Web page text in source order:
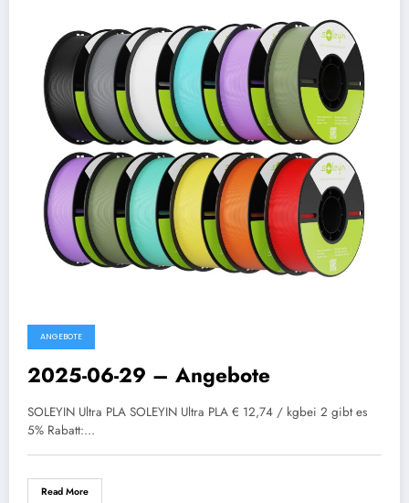
ANGEBOTE
2025-06-29 – Angebote
SOLEYIN Ultra PLA SOLEYIN Ultra PLA € 12,74 / kgbei 2 gibt es
5% Rabatt:…
Read More